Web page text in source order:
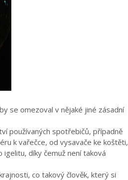
se omezoval v nějaké jiné zásadní
používaných spotřebičů, případně
k vařečce, od vysavače ke koštěti,
díky čemuž není taková
co takový člověk, který si